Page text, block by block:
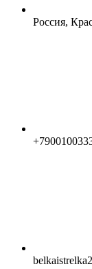
Россия,